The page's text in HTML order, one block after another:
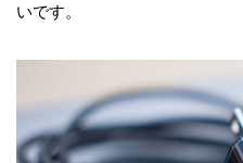
いです。